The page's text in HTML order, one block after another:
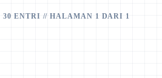
ENTRI // HALAMAN 1 DARI 1